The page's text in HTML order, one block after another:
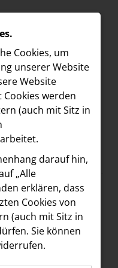
CFOs
in
Cookies, um
unserer Website
Website
werden
(auch mit Sitz in
darauf hin,
„Alle
erklären, dass
Cookies von
(auch mit Sitz in
Sie können